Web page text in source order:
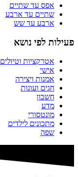
אפס עד שתיים
שתיים עד ארבע
ארבע עד שש
פעילות לפי נושא
אטרקציות וטיולים
אישי
אמנות ויצירה
חגים ועונות
חשבון
מדע
מונטסורי
מתכונים לילדים
שפה